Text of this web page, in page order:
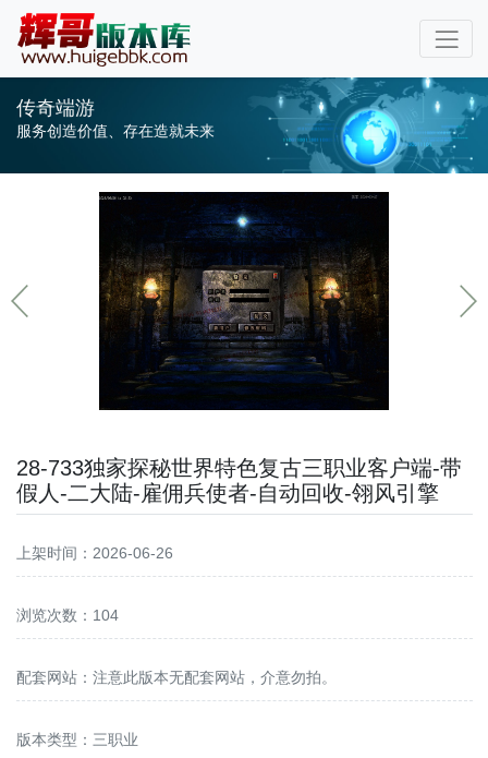
传奇端游
服务创造价值、存在造就未来
28-733独家探秘世界特色复古三职业客户端-带
假人-二大陆-雇佣兵使者-自动回收-翎风引擎
上架时间：2026-06-26
浏览次数：104
配套网站： 注意此版本无配套网站，介意勿拍。
版本类型：三职业